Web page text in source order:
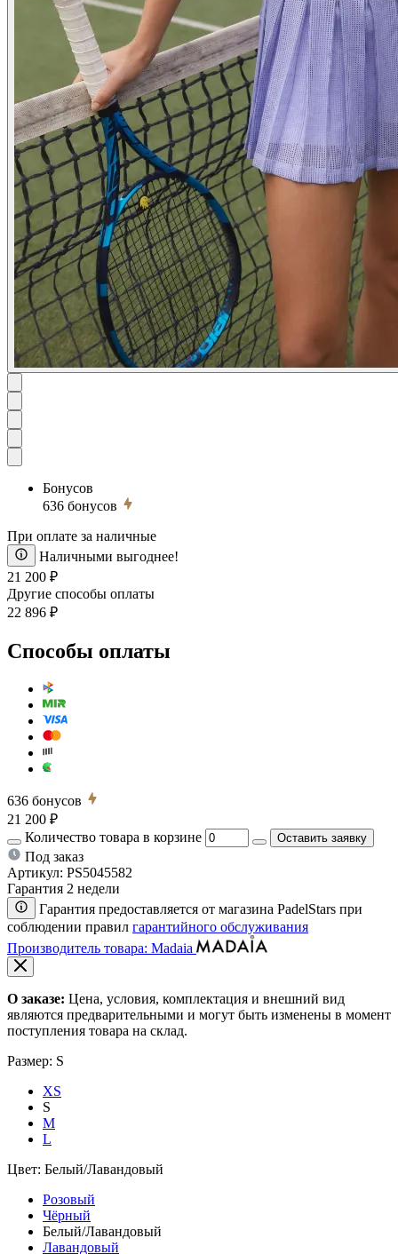
Бонусов
636 бонусов
При оплате за наличные
Наличными выгоднее!
21 200 ₽
Другие способы оплаты
22 896 ₽
Способы оплаты
636 бонусов
21 200 ₽
Количество товара в корзине
Оставить заявку
Под заказ
Артикул: PS5045582
Гарантия 2 недели
Гарантия предоставляется от магазина PadelStars при
соблюдении правил гарантийного обслуживания
Производитель товара: Madaia
О заказе: Цена, условия, комплектация и внешний вид
являются предварительными и могут быть изменены в момент
поступления товара на склад.
Размер: S
XS
S
M
L
Цвет: Белый/Лавандовый
Розовый
Чёрный
Белый/Лавандовый
Лавандовый